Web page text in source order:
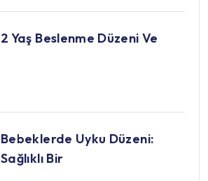
2 Yaş Beslenme Düzeni Ve
Bebeklerde Uyku Düzeni:
Sağlıklı Bir